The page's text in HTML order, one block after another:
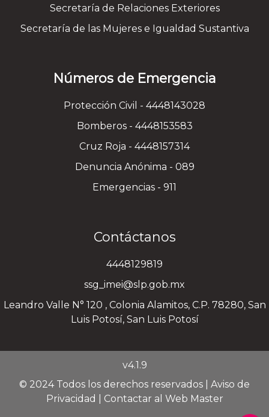
Secretaría de Relaciones Exteriores
Secretaría de las Mujeres e Igualdad Sustantiva
Números de Emergencia
Protección Civil - 4448143028
Bomberos - 4448153583
Cruz Roja - 4448157314
Denuncia Anónima - 089
Emergencias - 911
Contáctanos
4448129819
ssg_imei@slp.gob.mx
Leandro Valle N° 120 , Colonia Alamitos, C.P. 78280, San
Luis Potosí, San Luis Potosí
v4.1.9
© 2024 Todos los derechos reservados | Aviso de
Privacidad
Contactar al Web Master